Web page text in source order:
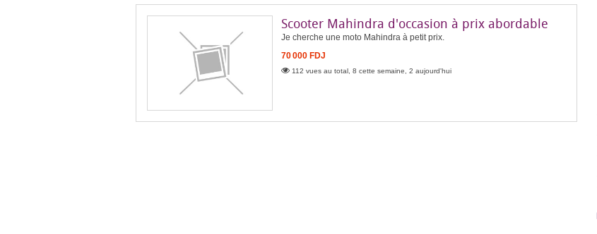
Scooter Mahindra d'occasion à prix abordable
Je cherche une moto Mahindra à petit prix.
70 000 FDJ
112 vues au total, 8 cette semaine, 2 aujourd'hui